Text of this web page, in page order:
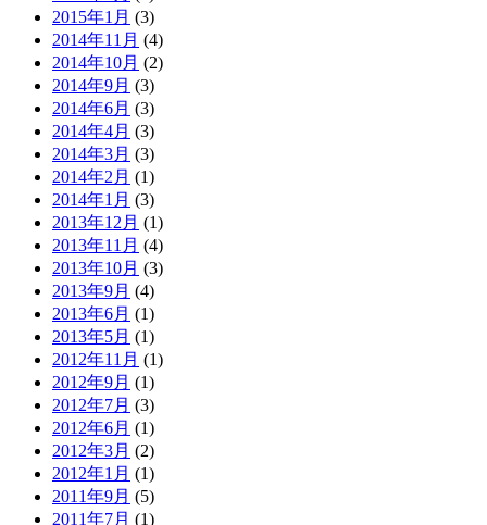
2015年1月 (3)
2014年11月 (4)
2014年10月 (2)
2014年9月 (3)
2014年6月 (3)
2014年4月 (3)
2014年3月 (3)
2014年2月 (1)
2014年1月 (3)
2013年12月 (1)
2013年11月 (4)
2013年10月 (3)
2013年9月 (4)
2013年6月 (1)
2013年5月 (1)
2012年11月 (1)
2012年9月 (1)
2012年7月 (3)
2012年6月 (1)
2012年3月 (2)
2012年1月 (1)
2011年9月 (5)
2011年7月 (1)